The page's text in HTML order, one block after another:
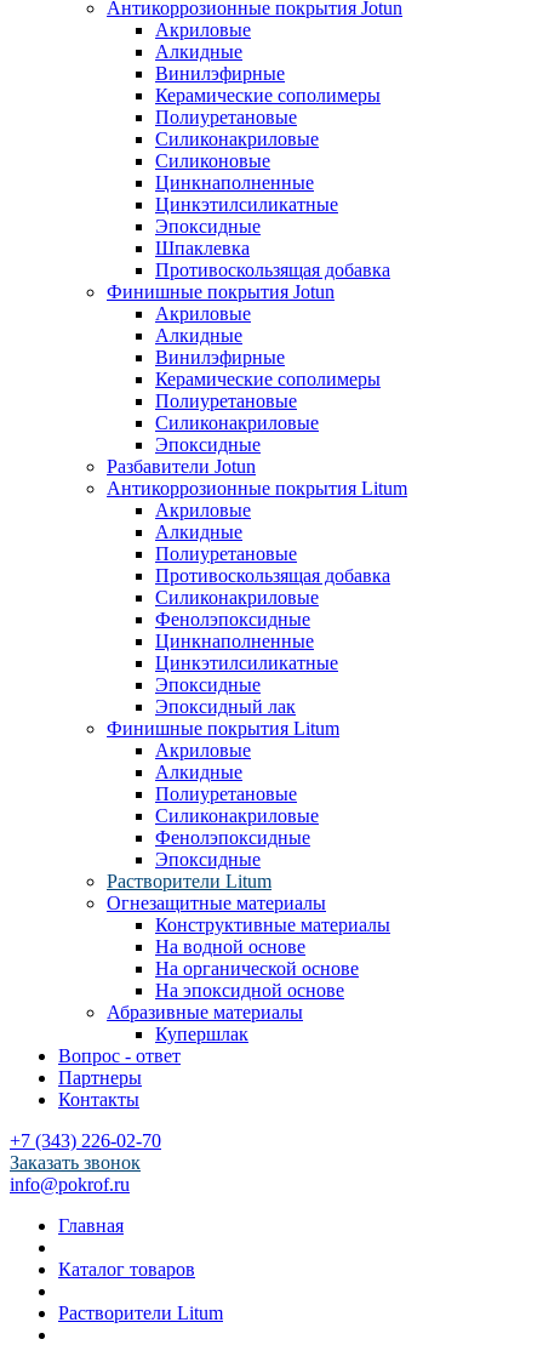
Антикоррозионные покрытия Jotun
Акриловые
Алкидные
Винилэфирные
Керамические сополимеры
Полиуретановые
Силиконакриловые
Силиконовые
Цинкнаполненные
Цинкэтилсиликатные
Эпоксидные
Шпаклевка
Противоскользящая добавка
Финишные покрытия Jotun
Акриловые
Алкидные
Винилэфирные
Керамические сополимеры
Полиуретановые
Силиконакриловые
Эпоксидные
Разбавители Jotun
Антикоррозионные покрытия Litum
Акриловые
Алкидные
Полиуретановые
Противоскользящая добавка
Силиконакриловые
Фенолэпоксидные
Цинкнаполненные
Цинкэтилсиликатные
Эпоксидные
Эпоксидный лак
Финишные покрытия Litum
Акриловые
Алкидные
Полиуретановые
Силиконакриловые
Фенолэпоксидные
Эпоксидные
Растворители Litum
Огнезащитные материалы
Конструктивные материалы
На водной основе
На органической основе
На эпоксидной основе
Абразивные материалы
Купершлак
Вопрос - ответ
Партнеры
Контакты
+7 (343) 226-02-70
Заказать звонок
info@pokrof.ru
Главная
Каталог товаров
Растворители Litum